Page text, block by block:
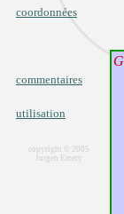
coordonnées
commentaires
utilisation
copyright © 2005
Jurgen Emery